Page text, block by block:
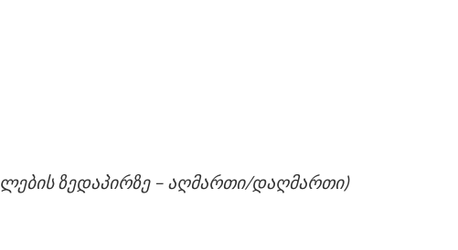
ზედაპირზე – აღმართი/დაღმართი)